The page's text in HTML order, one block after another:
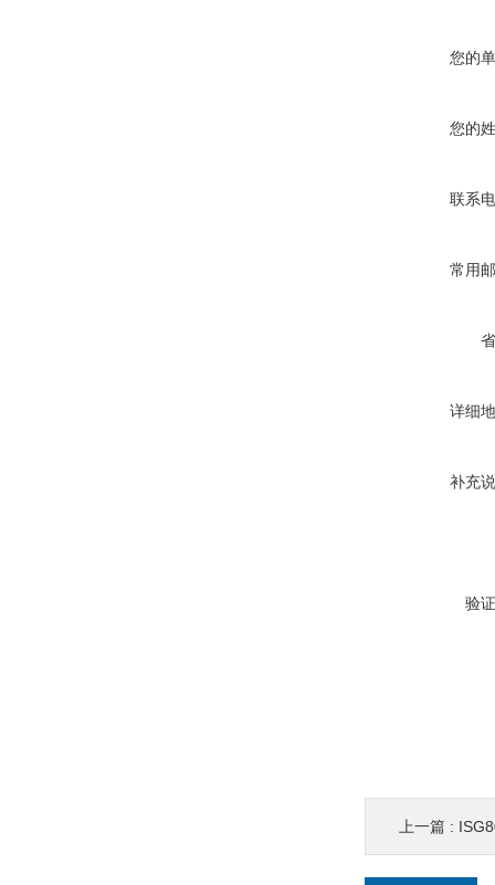
您的
您的
联系
常用
详细
补充
验
上一篇 :